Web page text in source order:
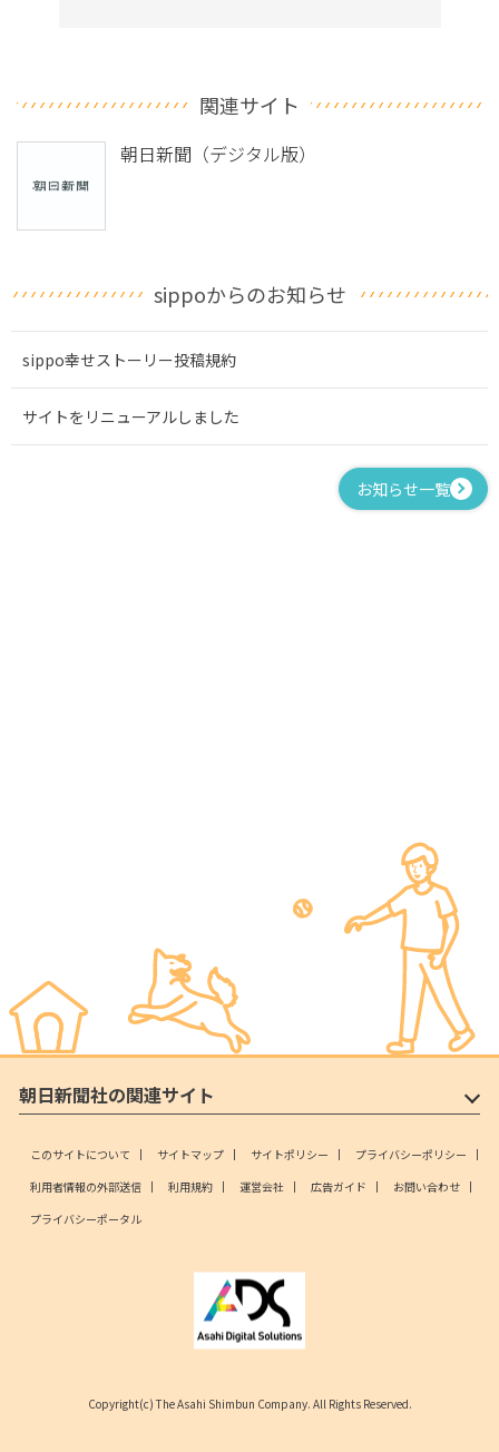
関連サイト
朝日新聞（デジタル版）
sippoからのお知らせ
sippo幸せストーリー投稿規約
サイトをリニューアルしました
お知らせ一覧
朝日新聞社の関連サイト
このサイトについて サイトマップ サイトポリシー
プライバシーポリシー
利用者情報の外部送信
利用規約 運営会社 広告ガイド
お問い合わせ
プライバシーポータル
Copyright(c) The Asahi Shimbun Company. All Rights Reserved.